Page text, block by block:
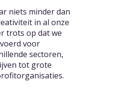
niets minder dan
in al onze
trots op dat we
voor
sectoren,
tot grote